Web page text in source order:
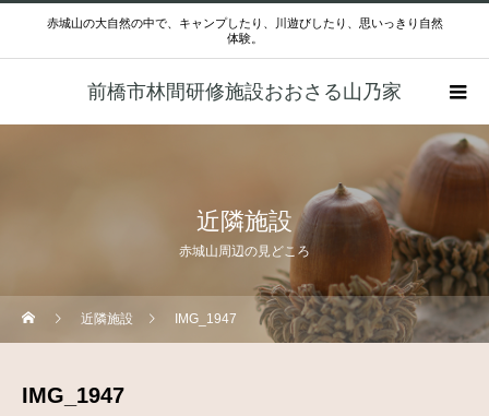
赤城山の大自然の中で、キャンプしたり、川遊びしたり、思いっきり自然
体験。
前橋市林間研修施設おおさる山乃家
近隣施設
赤城山周辺の見どころ
近隣施設 IMG_1947
IMG_1947